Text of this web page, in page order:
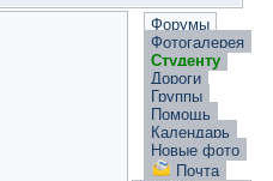
Форумы
Фотогалерея
Студенту
Дороги
Группы
Помощь
Календарь
Новые фото
Почта